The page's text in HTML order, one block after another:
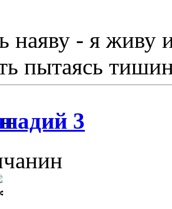
наяву - я живу
пытаясь
3